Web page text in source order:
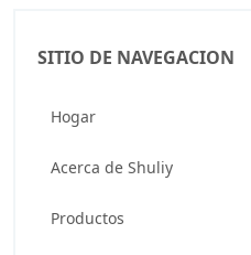
SITIO DE NAVEGACION
Hogar
Acerca de Shuliy
Productos